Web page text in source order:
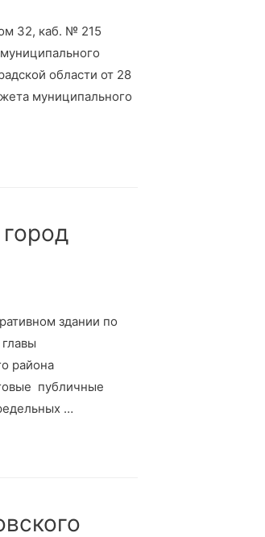
32, каб. № 215
области от 28
муниципального
здании по
района
публичные
…